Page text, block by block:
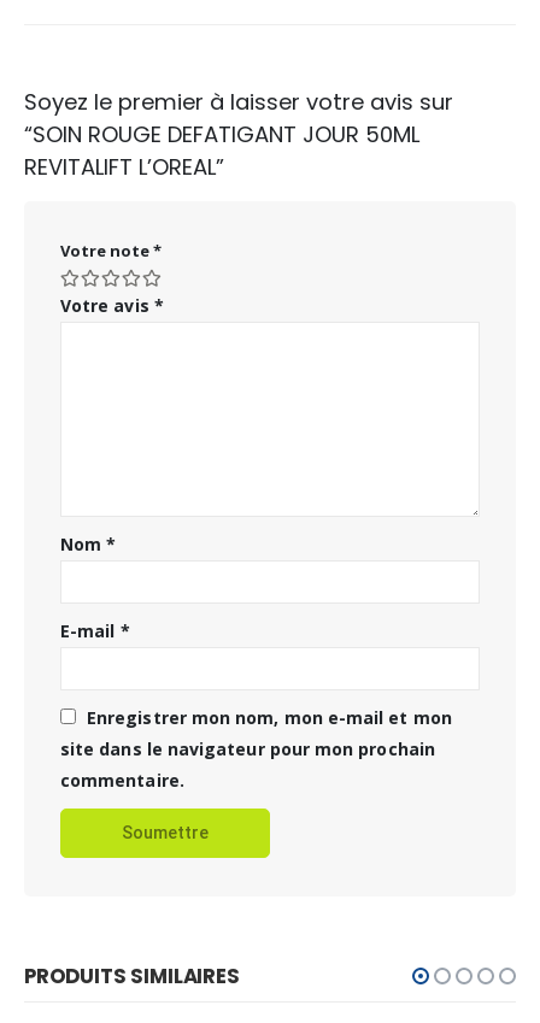
Soyez le premier à laisser votre avis sur
“SOIN ROUGE DEFATIGANT JOUR 50ML
REVITALIFT L’OREAL”
Votre note*
Votre avis *
Nom*
E-mail *
Enregistrer mon nom, mon e-mail et mon
site dans le navigateur pour mon prochain
commentaire.
PRODUITS SIMILAIRES